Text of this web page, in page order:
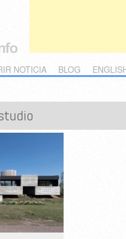
NOTICIA BLOG